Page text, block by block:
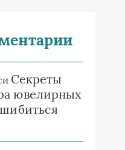
Секреты
ювелирных